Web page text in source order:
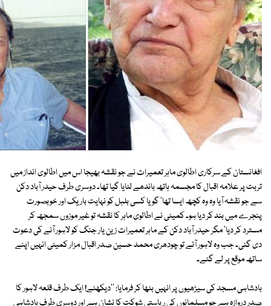
افغانستان کے سرکاری اطالوی ماہر تعمیرات نے جو نقشہ بھیجا اس میں اطالوی انداز میں
تربت پر علامہ اقبال کا مجسمہ ہاتھ باندھے لٹایا گیا تھا۔ دوسری طرف حیدر آباد دکن
سے جو نقشہ آیا وہ وہ کچھ ایسا تھا' گویا کسی بلبل کو نہایت باریک اور خوبصورت
پنجرے میں بند کر دیا ہو۔ کمیٹی نے اطالوی ماہر کا نقشہ تو غیر موزوں سمجھ کر
مسترد کر دیا' مگر حیدر آباد دکن کے ماہر تعمیرات زین یار جنگ کو لاہور آنے کی دعوت
دی گئی۔ جب وہ لاہور آئے تو چودھری محمد حسین صدر اقبال مزار کمیٹی انہیں اپنے
ساتھ موقع پر لے گئے۔
بادشاہی مسجد کی سیڑھیوں پر انہیں بٹھا کر فرمایا: ''دیکھئے! ایک طرف قلعہ لاہور کا
صدر دروازہ ہے جو مسلمانوں کی ریاستی شوکت کا نشان ہے اور دوسری طرف بادشاہی